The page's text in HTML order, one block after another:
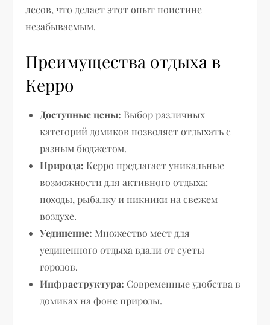
лесов, что делает этот опыт поистине
незабываемым.
Преимущества отдыха в
Керро
Доступные цены: Выбор различных
категорий домиков позволяет отдыхать с
разным бюджетом.
Природа: Керро предлагает уникальные
возможности для активного отдыха:
походы, рыбалку и пикники на свежем
воздухе.
Уединение: Множество мест для
уединенного отдыха вдали от суеты
городов.
Инфраструктура: Современные удобства в
домиках на фоне природы.